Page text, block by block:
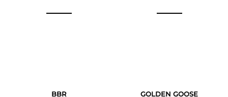
BBR GOLDEN GOOSE